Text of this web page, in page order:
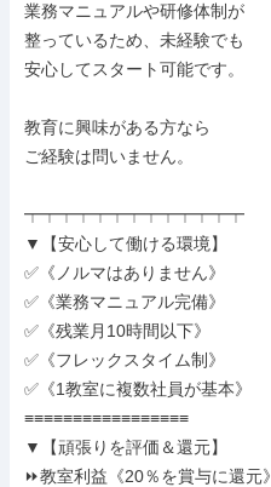
業務マニュアルや研修体制が
整っているため、未経験でも
安心してスタート可能です。
教育に興味がある方なら
ご経験は問いません。
┯┯┯┯┯┯┯┯┯┯┯┯┯
▼【安心して働ける環境】
✅《ノルマはありません》
✅《業務マニュアル完備》
✅《残業月10時間以下》
✅《フレックスタイム制》
✅《1教室に複数社員が基本》
≡≡≡≡≡≡≡≡≡≡≡≡≡≡≡≡≡
▼【頑張りを評価＆還元】
⏩教室利益《20％を賞与に還元》